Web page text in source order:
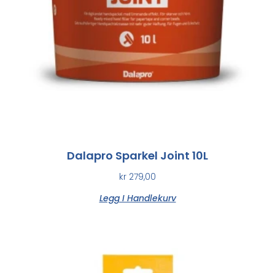
Dalapro Sparkel Joint 10L
kr 279,00
Legg I Handlekurv